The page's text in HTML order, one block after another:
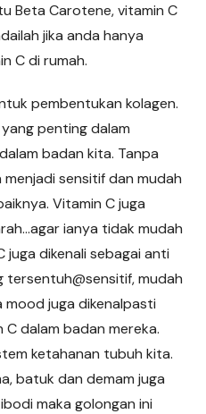
Beta Carotene, vitamin C
jika anda hanya
C di rumah.
pembentukan kolagen.
penting dalam
badan kita. Tanpa
sensitif dan mudah
Vitamin C juga
ianya tidak mudah
dikenali sebagai anti
tersentuh@sensitif, mudah
mood juga dikenalpasti
dalam badan mereka.
ketahanan tubuh kita.
batuk dan demam juga
maka golongan ini